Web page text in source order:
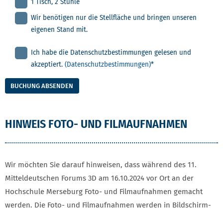
1 Tisch, 2 Stühle
Wir benötigen nur die Stellfläche und bringen unseren
eigenen Stand mit.
Ich habe die Datenschutzbestimmungen gelesen und
akzeptiert. (Datenschutzbestimmungen)*
BUCHUNG ABSENDEN
HINWEIS FOTO- UND FILMAUFNAHMEN
Wir möchten Sie darauf hinweisen, dass während des 11.
Mitteldeutschen Forums 3D am 16.10.2024 vor Ort an der
Hochschule Merseburg Foto- und Filmaufnahmen gemacht
werden. Die Foto- und Filmaufnahmen werden in Bildschirm-